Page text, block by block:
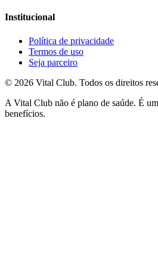
Institucional
Política de privacidade
Termos de uso
Seja parceiro
© 2026 Vital Club. Todos os direitos
A Vital Club não é plano de saúde. É
benefícios.